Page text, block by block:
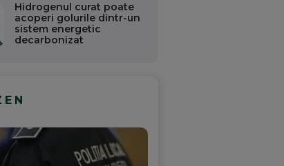
Hidrogenul curat poate
acoperi golurile dintr-un
sistem energetic
decarbonizat